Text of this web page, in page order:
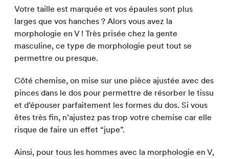
Votre taille est marquée et vos épaules sont plus
larges que vos hanches ? Alors vous avez la
morphologie en V ! Très prisée chez la gente
masculine, ce type de morphologie peut tout se
permettre ou presque.
Côté chemise, on mise sur une pièce ajustée avec des
pinces dans le dos pour permettre de résorber le tissu
et d’épouser parfaitement les formes du dos. Si vous
êtes très fin, n’ajustez pas trop votre chemise car elle
risque de faire un effet “jupe”.
Ainsi, pour tous les hommes avec la morphologie en V,